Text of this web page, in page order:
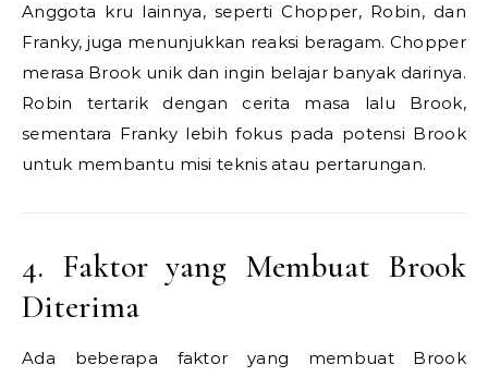
Anggota kru lainnya, seperti Chopper, Robin, dan
Franky, juga menunjukkan reaksi beragam. Chopper
merasa Brook unik dan ingin belajar banyak darinya.
Robin tertarik dengan cerita masa lalu Brook,
sementara Franky lebih fokus pada potensi Brook
untuk membantu misi teknis atau pertarungan.
4. Faktor yang Membuat Brook
Diterima
Ada beberapa faktor yang membuat Brook